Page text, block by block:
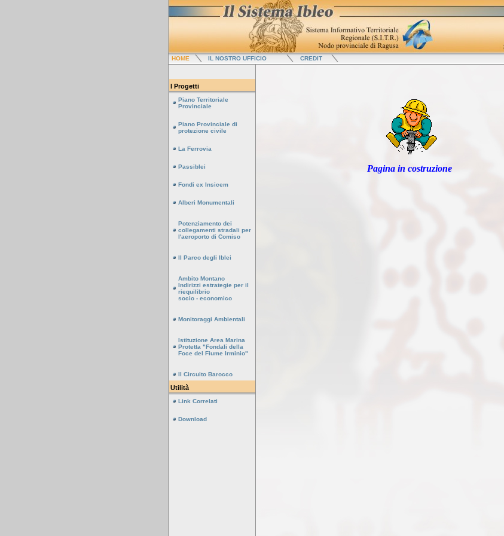
HOME IL NOSTRO UFFICIO CREDIT
I Progetti
Piano Territoriale
Provinciale
Piano Provinciale di
protezione civile
La Ferrovia
Passiblei
Fondi ex Insicem
Alberi Monumentali
Potenziamento dei
collegamenti stradali per
l'aeroporto di Comiso
Il Parco degli Iblei
Ambito Montano
Indirizzi estrategie per il
riequilibrio
socio - economico
Monitoraggi Ambientali
Istituzione Area Marina
Protetta "Fondali della
Foce del Fiume Irminio"
Il Circuito Barocco
Utilità
Link Correlati
Download
Pagina in costruzione